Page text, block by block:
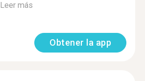
Leer más
Obtener la app